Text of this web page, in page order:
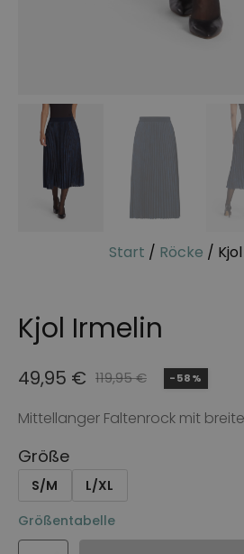
Start / Röcke /
Kjol Irmelin
119,95€
Ursprünglicher
Preis
war:
119,95 €
49,95 €
Aktueller
Preis
ist:
49,95 €.
-58%
Mittellanger Faltenrock mit
Größe
S/M
L/XL
Größentabelle